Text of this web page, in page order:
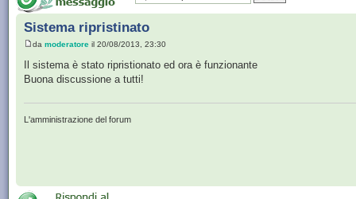
Sistema ripristinato
da moderatore il 20/08/2013, 23:30
Il sistema è stato ripristionato ed ora è funzionante
Buona discussione a tutti!
L'amministrazione del forum